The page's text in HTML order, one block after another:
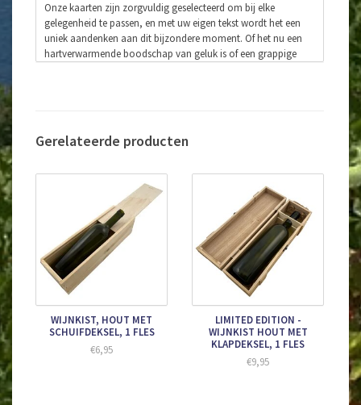
Onze kaarten zijn zorgvuldig geselecteerd om bij elke
gelegenheid te passen, en met uw eigen tekst wordt het een
uniek aandenken aan dit bijzondere moment. Of het nu een
hartverwarmende boodschap van geluk is of een grappige
voor u betekenen.
van uw wijngeschenk een echt uniek geschenk voor het
de tekst die u op de kaart wenst te krijgen dient u in
het opmerkingen veld bij uw bestelling te vermelden.
Wij verkopen cadeaukaarten alleen in combinatie met flessen
wijn uit onze webshop, we verkopen geen losse kaarten.
Gerelateerde producten
WIJNKIST, HOUT MET
SCHUIFDEKSEL, 1 FLES
€6,95
LIMITED EDITION -
WIJNKIST HOUT MET
KLAPDEKSEL, 1 FLES
€9,95